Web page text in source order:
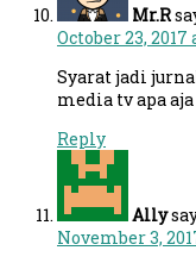
Mr.R
October 23, 2017
Syarat jadi
media tv apa
Reply
Ally
November 3,